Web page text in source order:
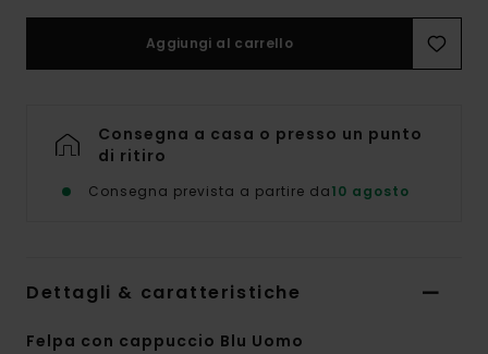
Aggiungi al carrello
Consegna a casa o presso un punto
di ritiro
Consegna prevista a partire da10 agosto
Dettagli & caratteristiche
Felpa con cappuccio Blu Uomo